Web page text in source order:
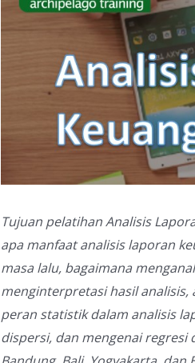
Tujuan pelatihan Analisis
apa manfaat analisis laporan
masa lalu, bagaimana
menginterpretasi hasil analisis,
peran statistik dalam analisis
dispersi, dan mengenai regresi